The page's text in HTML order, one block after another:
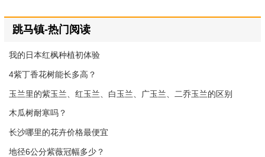
跳马镇-热门阅读
我的日本红枫种植初体验
4紫丁香花树能长多高？
玉兰里的紫玉兰、红玉兰、白玉兰、广玉兰、二乔玉兰的区别
木瓜树耐寒吗？
长沙哪里的花卉价格最便宜
地径6公分紫薇冠幅多少？